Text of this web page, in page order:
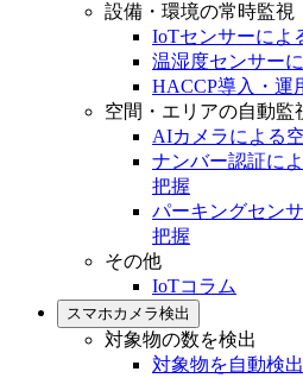
設備・環境の常時監視
IoTセンサーによ
温湿度センサー
HACCP導入・運
空間・エリアの自動監
AIカメラによる
ナンバー認証に
把握
パーキングセン
把握
その他
IoTコラム
スマホカメラ検出
対象物の数を検出
対象物を自動検